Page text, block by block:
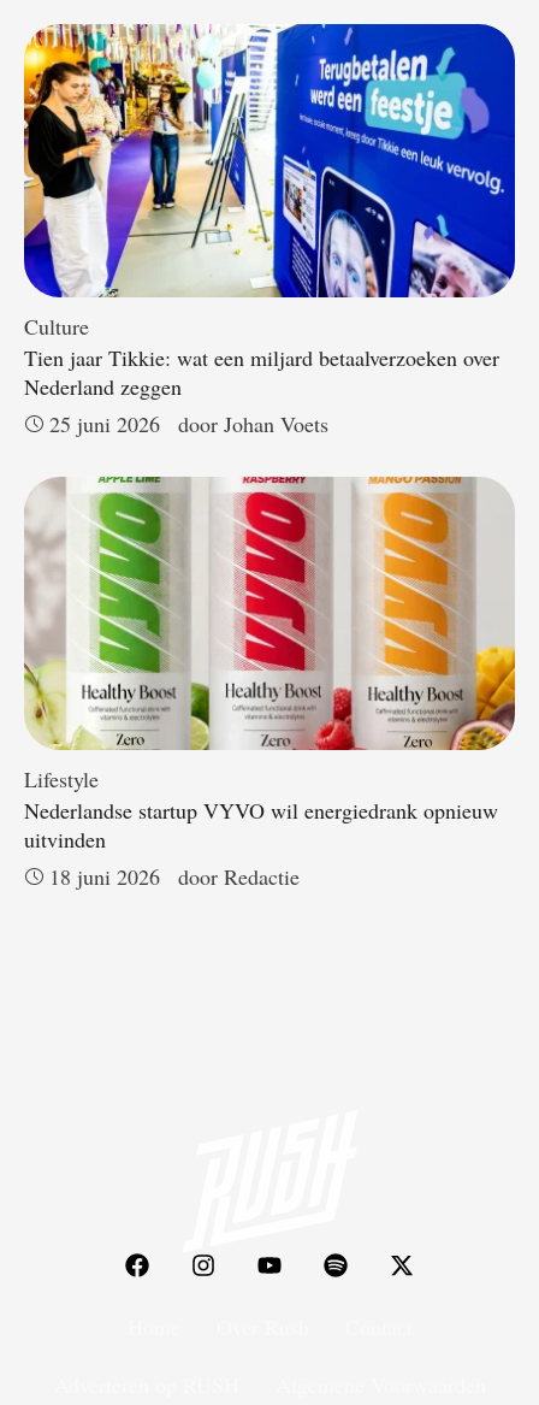
Culture
Tien jaar Tikkie: wat een miljard betaalverzoeken over
Nederland zeggen
25 juni 2026
door Johan Voets
Lifestyle
Nederlandse startup VYVO wil energiedrank opnieuw
uitvinden
18 juni 2026
door Redactie